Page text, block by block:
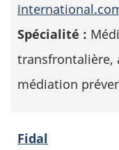
Spécialité :
transfrontalière,
médiation
Fidal